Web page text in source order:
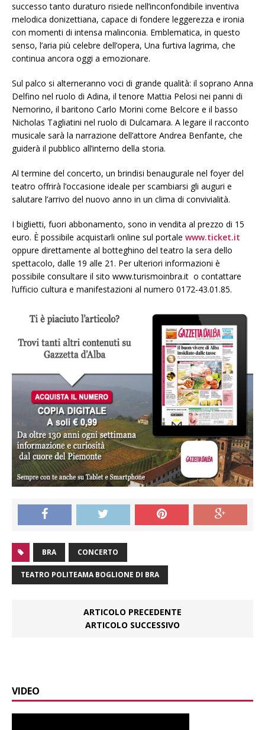
successo tanto duraturo risiede nell’inconfondibile inventiva
melodica donizettiana, capace di fondere leggerezza e ironia
con momenti di intensa malinconia. Emblematica, in questo
senso, l’aria più celebre dell’opera, Una furtiva lagrima, che
continua ancora oggi a emozionare.
Sul palco si alterneranno voci di grande qualità: il soprano Anna
Delfino nel ruolo di Adina, il tenore Mattia Pelosi nei panni di
Nemorino, il baritono Carlo Morini come Belcore e il basso
Nicholas Tagliatini nel ruolo di Dulcamara. A legare il racconto
musicale sarà la narrazione dell’attore Andrea Benfante, che
guiderà il pubblico all’interno della storia.
Al termine del concerto, un brindisi benaugurale nel foyer del
teatro offrirà l’occasione ideale per scambiarsi gli auguri e
salutare l’arrivo del nuovo anno in un clima di convivialità.
I biglietti, fuori abbonamento, sono in vendita al prezzo di 15
euro. È possibile acquistarli online sul portale www.ticket.it
oppure direttamente al botteghino del teatro la sera dello
spettacolo, dalle 19 alle 21. Per ulteriori informazioni è
possibile consultare il sito www.turismoinbra.it o contattare
l’ufficio cultura e manifestazioni al numero 0172-43.01.85.
BRA CONCERTO
TEATRO POLITEAMA BOGLIONE DI BRA
ARTICOLO PRECEDENTE
ARTICOLO SUCCESSIVO
VIDEO